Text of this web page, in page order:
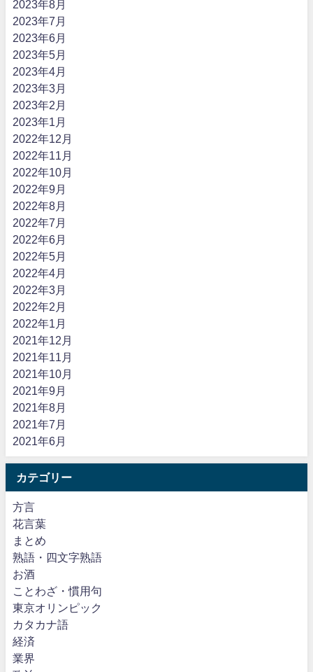
2023年8月
2023年7月
2023年6月
2023年5月
2023年4月
2023年3月
2023年2月
2023年1月
2022年12月
2022年11月
2022年10月
2022年9月
2022年8月
2022年7月
2022年6月
2022年5月
2022年4月
2022年3月
2022年2月
2022年1月
2021年12月
2021年11月
2021年10月
2021年9月
2021年8月
2021年7月
2021年6月
カテゴリー
方言
花言葉
まとめ
熟語・四文字熟語
お酒
ことわざ・慣用句
東京オリンピック
カタカナ語
経済
業界